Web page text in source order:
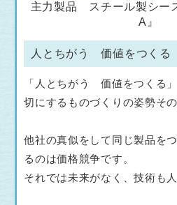
主力製品 スチール製シー
A』
人とちがう 価値をつくる
「人とちがう 価値をつくる
切にするものづくりの姿勢その
他社の真似をして同じ製品を
るのは価格競争です。
それでは未来がなく、技術も